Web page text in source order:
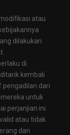
atau
dilakukan
di
kembali
pengadilan dari
untuk
perjanjian ini.
atau tidak
dan